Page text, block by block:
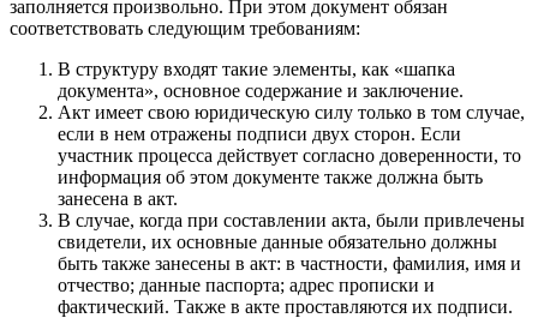
заполняется произвольно. При этом документ обязан
соответствовать следующим требованиям:
В структуру входят такие элементы, как «шапка
документа», основное содержание и заключение.
Акт имеет свою юридическую силу только в том случае,
если в нем отражены подписи двух сторон. Если
участник процесса действует согласно доверенности, то
информация об этом документе также должна быть
занесена в акт.
В случае, когда при составлении акта, были привлечены
свидетели, их основные данные обязательно должны
быть также занесены в акт: в частности, фамилия, имя и
отчество; данные паспорта; адрес прописки и
фактический. Также в акте проставляются их подписи.